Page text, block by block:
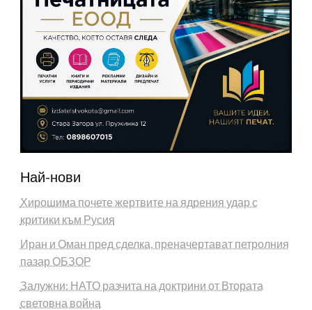
Най-нови
Хирошима почете жертвите на ядрения удар с
критики към Русия
Иран и Оман пред сделка, преначертават петролния
пазар ОБЗОР
Залужни: НАТО разчита на доктрини от Втората
световна война